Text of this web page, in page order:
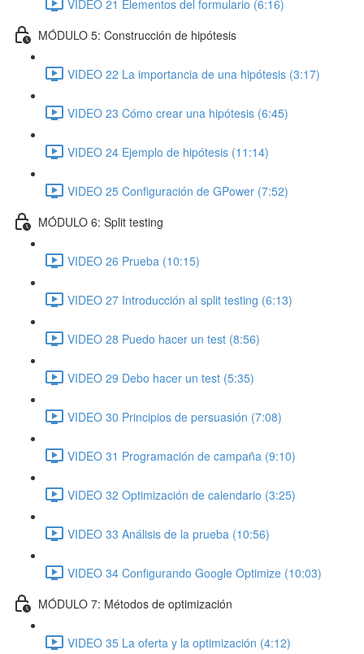
VIDEO 21 Elementos del formulario (6:16)
MÓDULO 5: Construcción de hipótesis
VIDEO 22 La importancia de una hipótesis (3:17)
VIDEO 23 Cómo crear una hipótesis (6:45)
VIDEO 24 Ejemplo de hipótesis (11:14)
VIDEO 25 Configuración de GPower (7:52)
MÓDULO 6: Split testing
VIDEO 26 Prueba (10:15)
VIDEO 27 Introducción al split testing (6:13)
VIDEO 28 Puedo hacer un test (8:56)
VIDEO 29 Debo hacer un test (5:35)
VIDEO 30 Principios de persuasión (7:08)
VIDEO 31 Programación de campaña (9:10)
VIDEO 32 Optimización de calendario (3:25)
VIDEO 33 Análisis de la prueba (10:56)
VIDEO 34 Configurando Google Optimize (10:03)
MÓDULO 7: Métodos de optimización
VIDEO 35 La oferta y la optimización (4:12)